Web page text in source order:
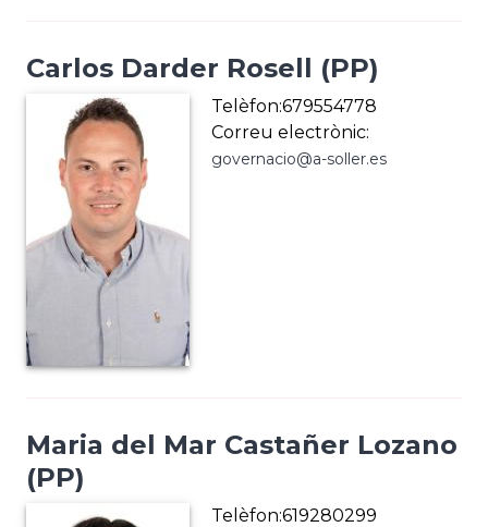
Carlos Darder Rosell (PP)
Telèfon:679554778
Correu electrònic:
governacio@a-soller.es
Maria del Mar Castañer Lozano
(PP)
Telèfon:619280299